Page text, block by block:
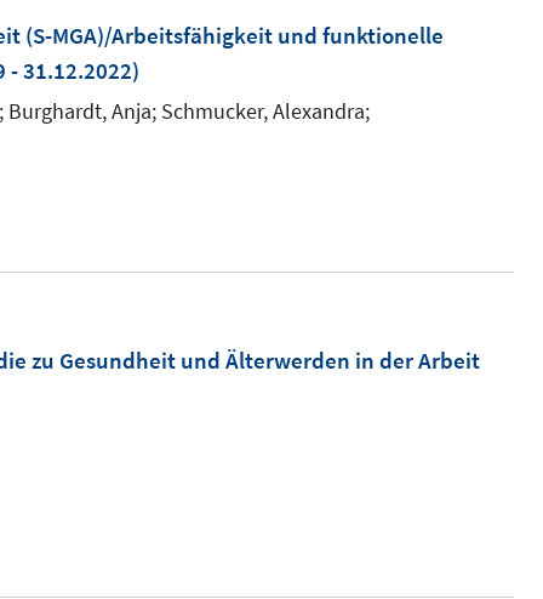
(S-MGA)/Arbeitsfähigkeit und funktionelle
- 31.12.2022)
Anja; Schmucker, Alexandra;
zu Gesundheit und Älterwerden in der Arbeit